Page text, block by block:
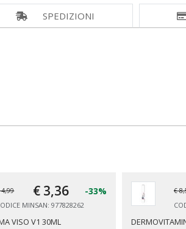
SPEDIZIONI
4,99 € 3,36 -33%
MINSAN: 977828262
VISO V1 30ML
€